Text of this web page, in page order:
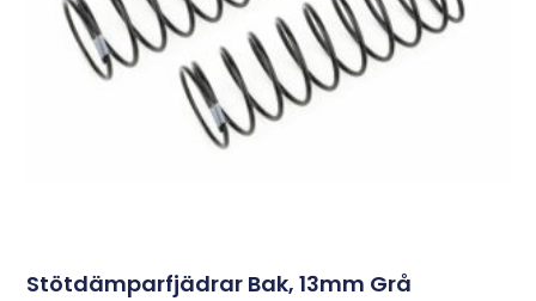
Stötdämparfjädrar Bak, 13mm Grå